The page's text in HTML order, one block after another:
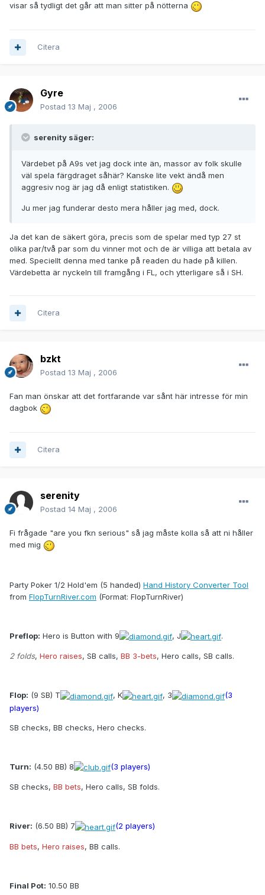
visar så tydligt det går att man sitter på nötterna
Citera
Gyre
Postad 13 Maj , 2006
serenity säger:
Värdebet på A9s vet jag dock inte än, massor av folk skulle
väl spela färgdraget såhär? Kanske lite vekt ändå men
aggresiv nog är jag då enligt statistiken.
Ju mer jag funderar desto mera håller jag med, dock.
Ja det kan de säkert göra, precis som de spelar med typ 27 st
olika par/två par som du vinner mot och de är villiga att betala av
med. Speciellt denna med tanke på readen du hade på killen.
Värdebetta är nyckeln till framgång i FL, och ytterligare så i SH.
Citera
bzkt
Postad 13 Maj , 2006
Fan man önskar att det fortfarande var sånt här intresse för min
dagbok
Citera
serenity
Postad 14 Maj , 2006
Fi frågade "are you fkn serious" så jag måste kolla så att ni håller
med mig
Party Poker 1/2 Hold'em (5 handed) Hand History Converter Tool
from FlopTurnRiver.com (Format: FlopTurnRiver)
Preflop: Hero is Button with 9 , J .
2 folds, Hero raises, SB calls, BB 3-bets, Hero calls, SB calls.
Flop: (9 SB) T , K , 3
(3
players)
SB checks, BB checks, Hero checks.
Turn: (4.50 BB) 8 (3 players)
SB checks, BB bets, Hero calls, SB folds.
River: (6.50 BB) 7 (2 players)
BB bets, Hero raises, BB calls.
Final Pot: 10.50 BB